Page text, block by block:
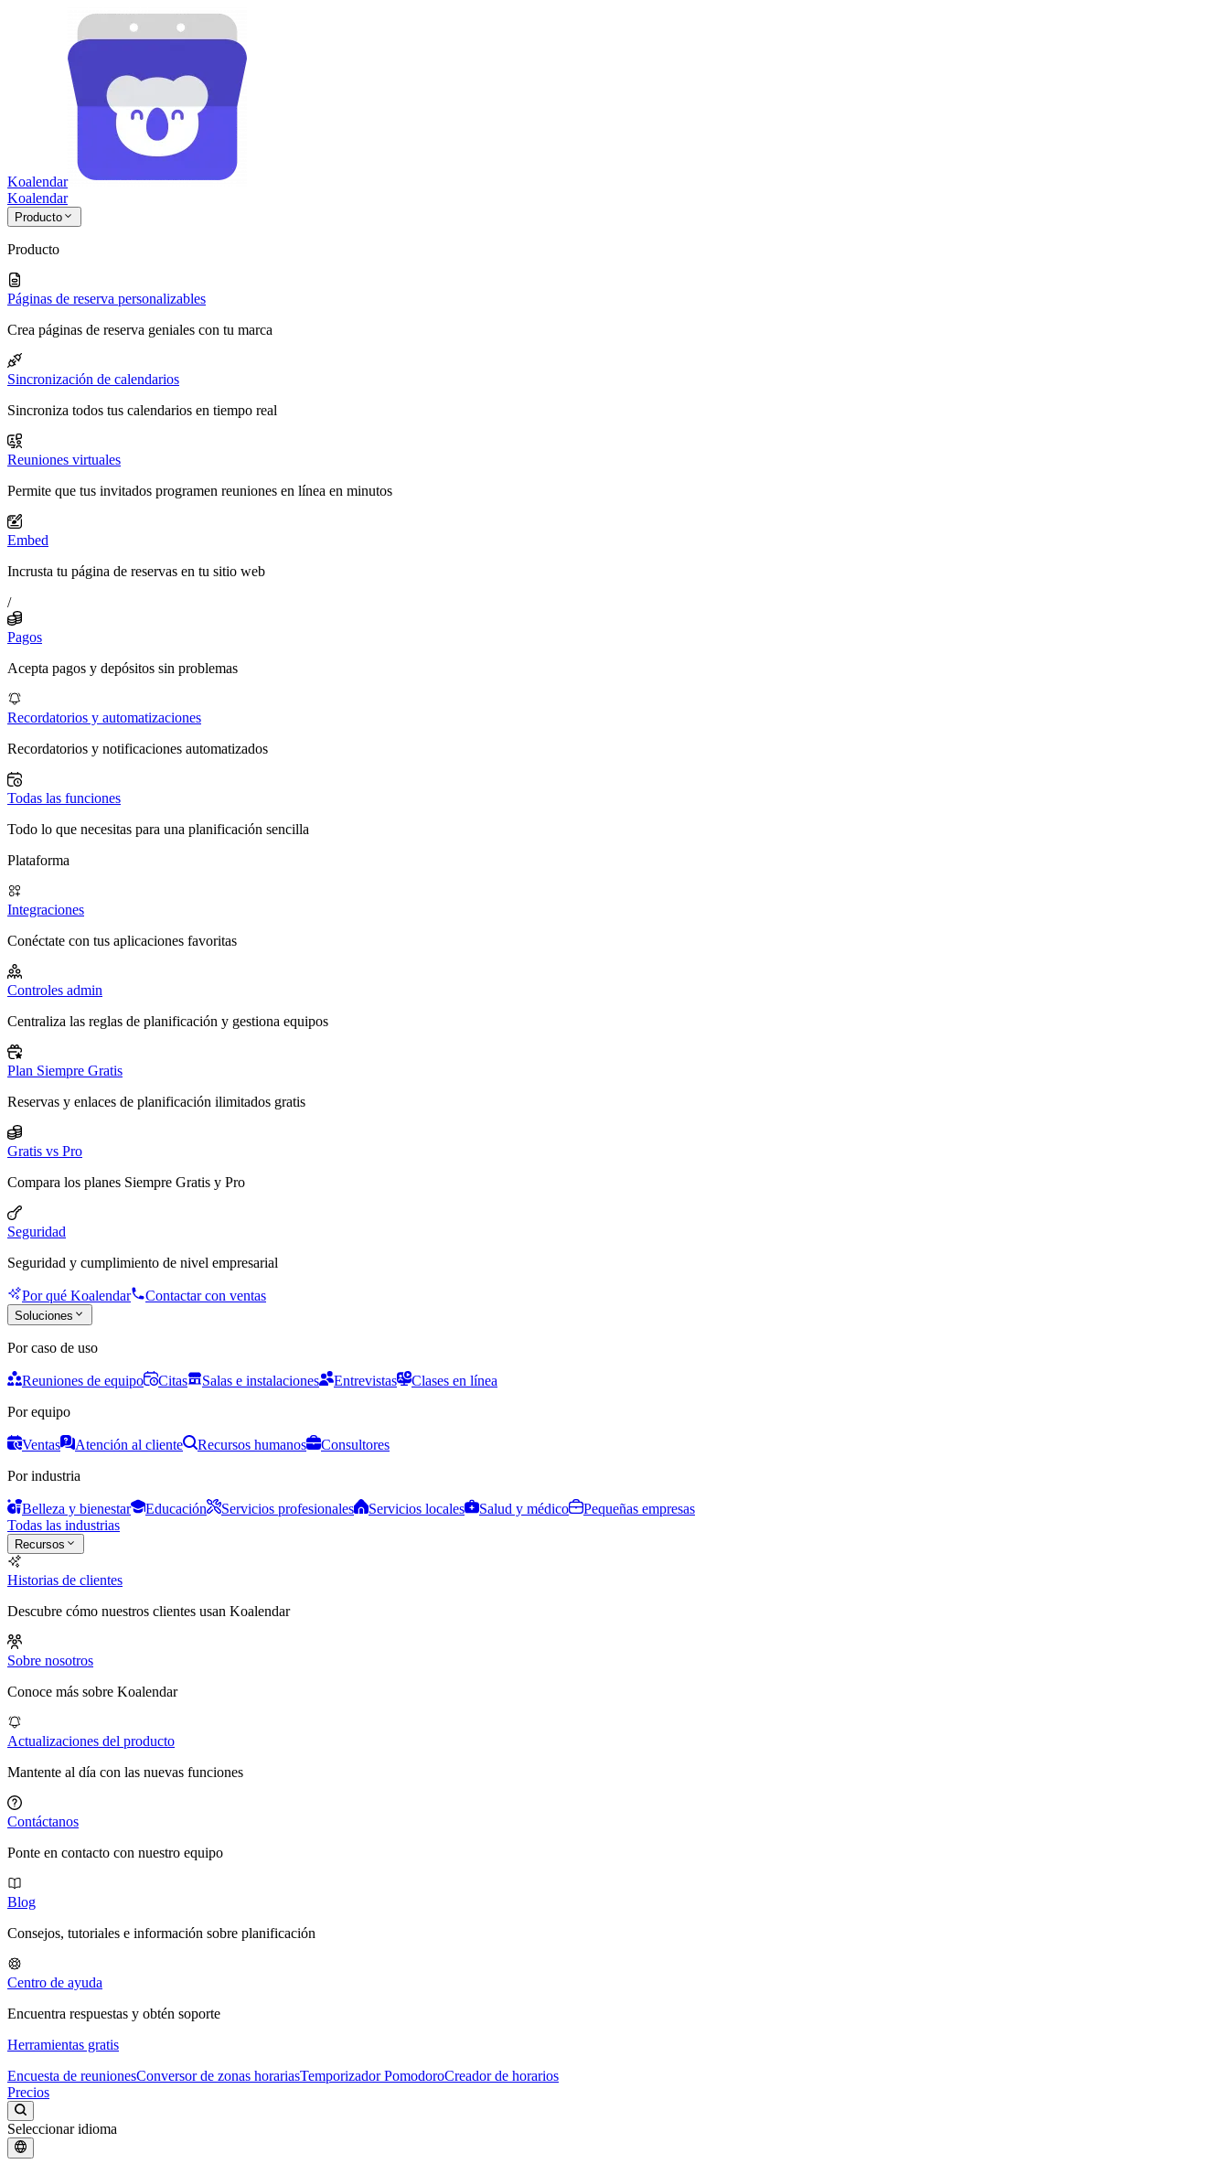
Koalendar
Koalendar
Producto
Producto
Páginas de reserva personalizables
Crea páginas de reserva geniales con tu marca
Sincronización de calendarios
Sincroniza todos tus calendarios en tiempo real
Reuniones virtuales
Permite que tus invitados programen reuniones en línea en minutos
Embed
Incrusta tu página de reservas en tu sitio web
/
Pagos
Acepta pagos y depósitos sin problemas
Recordatorios y automatizaciones
Recordatorios y notificaciones automatizados
Todas las funciones
Todo lo que necesitas para una planificación sencilla
Plataforma
Integraciones
Conéctate con tus aplicaciones favoritas
Controles admin
Centraliza las reglas de planificación y gestiona equipos
Plan Siempre Gratis
Reservas y enlaces de planificación ilimitados gratis
Gratis vs Pro
Compara los planes Siempre Gratis y Pro
Seguridad
Seguridad y cumplimiento de nivel empresarial
Por qué Koalendar Contactar con ventas
Soluciones
Por caso de uso
Reuniones de equipo Citas Salas e instalaciones Entrevistas
Clases en línea
Por equipo
Ventas Atención al cliente Recursos humanos
Consultores
Por industria
Belleza y bienestar Educación Servicios profesionales Servicios locales Salud y médico
Pequeñas empresas
Todas las industrias
Recursos
Historias de clientes
Descubre cómo nuestros clientes usan Koalendar
Sobre nosotros
Conoce más sobre Koalendar
Actualizaciones del producto
Mantente al día con las nuevas funciones
Contáctanos
Ponte en contacto con nuestro equipo
Blog
Consejos, tutoriales e información sobre planificación
Centro de ayuda
Encuentra respuestas y obtén soporte
Herramientas gratis
Encuesta de reunionesConversor de zonas horariasTemporizador PomodoroCreador de horarios
Precios
Seleccionar idioma